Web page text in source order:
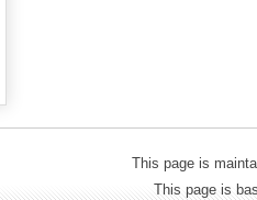
This page is
This page is